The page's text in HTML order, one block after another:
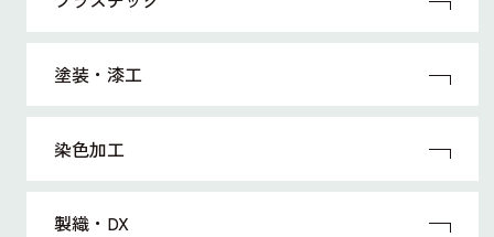
塗装・漆工
染色加工
製織・DX